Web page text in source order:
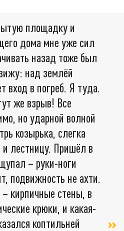
площадку и
дома мне уже сил
назад тоже был
над землёй
вход в погреб. Я туда.
же взрыв! Все
но ударной волной
козырька, слегка
лестницу. Пришёл в
– руки-ноги
подвижность не ахти.
– кирпичные стены, в
крюки, и какая-
коптильней